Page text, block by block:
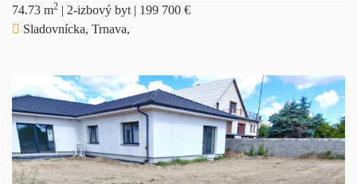
74.73 m2 | 2-izbový byt | 199 700 €
Sladovnícka, Trnava,